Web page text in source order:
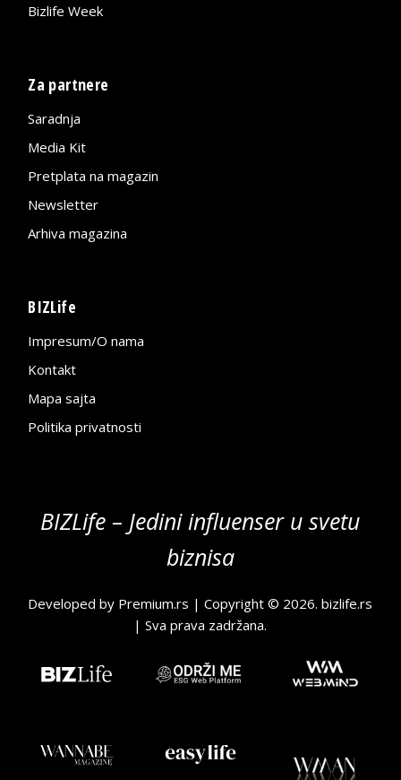
Bizlife Week
Za partnere
Saradnja
Media Kit
Pretplata na magazin
Newsletter
Arhiva magazina
BIZLife
Impresum/O nama
Kontakt
Mapa sajta
Politika privatnosti
BIZLife – Jedini influenser u svetu
biznisa
Developed by Premium.rs | Copyright © 2026.bizlife.rs
| Sva prava zadržana.